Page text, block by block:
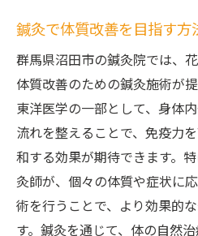
沼田市の鍼灸院で継
点
ストレスと花粉症対
鍼灸で実現するウェ
花粉症を機に健康的
鍼灸で体質改善を目指す方
群馬県沼田市の鍼灸院では、
体質改善のための鍼灸施術が
東洋医学の一部として、身体
流れを整えることで、免疫力
和する効果が期待できます。
灸師が、個々の体質や症状に
術を行うことで、より効果的
す。鍼灸を通じて、体の自然